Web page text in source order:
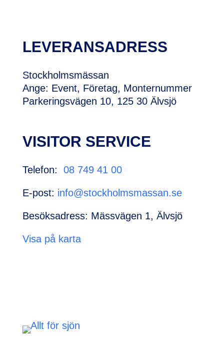
LEVERANSADRESS
Stockholmsmässan
Ange: Event, Företag, Monternummer
Parkeringsvägen 10, 125 30 Älvsjö
VISITOR SERVICE
Telefon: 08 749 41 00
E-post: info@stockholmsmassan.se
Besöksadress: Mässvägen 1, Älvsjö
Visa på karta